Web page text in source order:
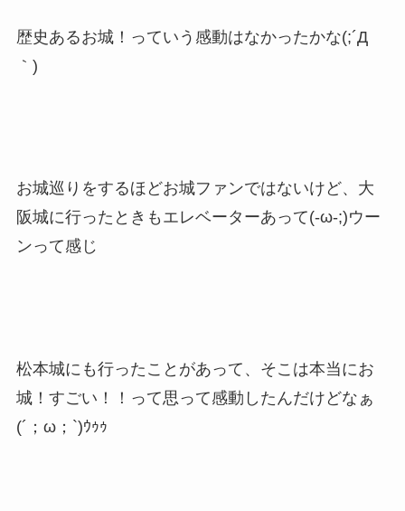
歴史あるお城！っていう感動はなかったかな(;´Д
｀)
お城巡りをするほどお城ファンではないけど、大
阪城に行ったときもエレベーターあって(-ω-;)ウー
ンって感じ
松本城にも行ったことがあって、そこは本当にお
城！すごい！！って思って感動したんだけどなぁ
(´；ω；`)ｳｩｩ